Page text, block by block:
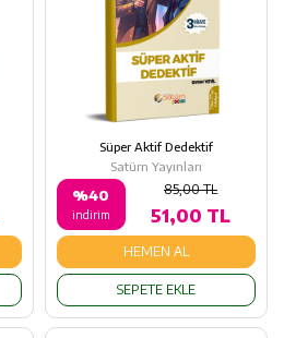
Süper Aktif Dedektif
Satürn Yayınları
%40
indirim
85,00 TL
51,00 TL
HEMEN AL
SEPETE EKLE